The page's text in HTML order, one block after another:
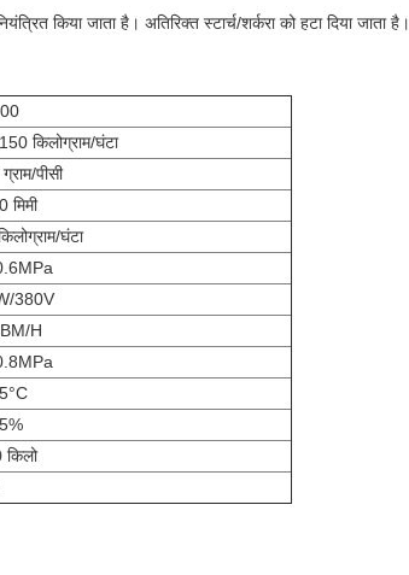
किया जाता है। अतिरिक्त स्टार्च/शर्करा को हटा दिया जाता है।
किलोग्राम/घंटा
पीसी
मिमी
घंटा
380V
H